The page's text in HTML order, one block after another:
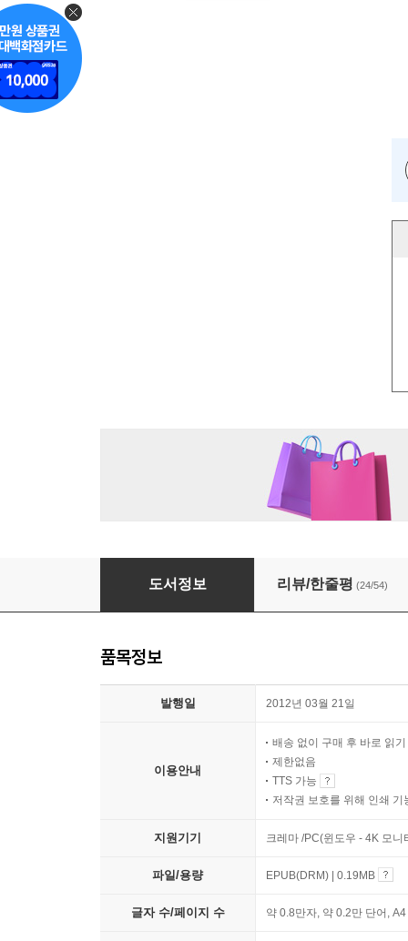
[필독서 따라잡기] 소유냐 존재냐(에리히 프롬)
도서정보 리뷰/한줄평 (24/54)
품목정보
발행일 2012년 03월 21일
이용안내
배송 없이 구매 후 바로 읽기
제한없음
TTS 가능
저작권 보호를 위해 인쇄 기
지원기기 크레마 /PC(윈도우 - 4K 모
파일/용량 EPUB(DRM) | 0.19MB
글자 수/페이지 수 약 0.8만자, 약 0.2만 단어,